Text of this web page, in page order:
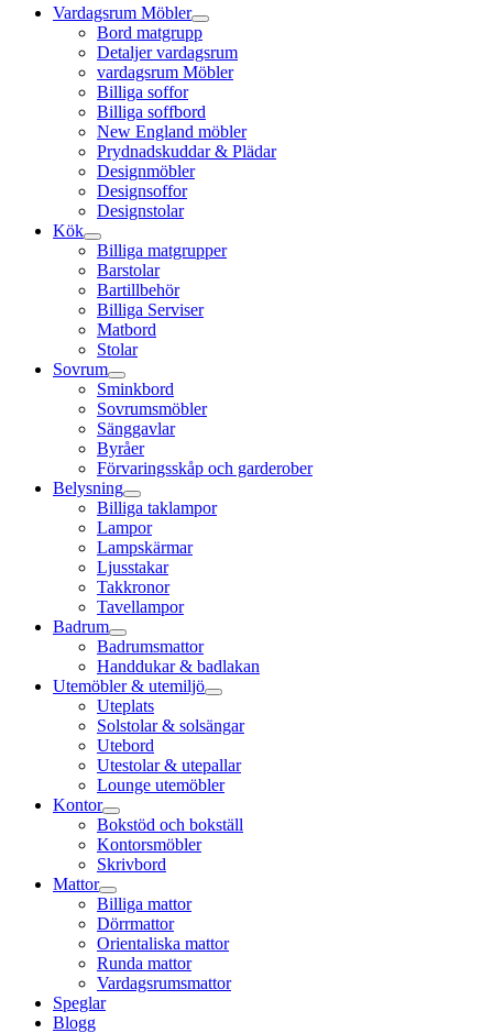
Vardagsrum Möbler
Bord matgrupp
Detaljer vardagsrum
vardagsrum Möbler
Billiga soffor
Billiga soffbord
New England möbler
Prydnadskuddar & Plädar
Designmöbler
Designsoffor
Designstolar
Kök
Billiga matgrupper
Barstolar
Bartillbehör
Billiga Serviser
Matbord
Stolar
Sovrum
Sminkbord
Sovrumsmöbler
Sänggavlar
Byråer
Förvaringsskåp och garderober
Belysning
Billiga taklampor
Lampor
Lampskärmar
Ljusstakar
Takkronor
Tavellampor
Badrum
Badrumsmattor
Handdukar & badlakan
Utemöbler & utemiljö
Uteplats
Solstolar & solsängar
Utebord
Utestolar & utepallar
Lounge utemöbler
Kontor
Bokstöd och bokställ
Kontorsmöbler
Skrivbord
Mattor
Billiga mattor
Dörrmattor
Orientaliska mattor
Runda mattor
Vardagsrumsmattor
Speglar
Blogg